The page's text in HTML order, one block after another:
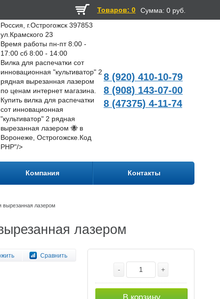
Товаров: 0 Сумма: 0 руб.
Россия, г.Острогожск 397853
ул.Крамского 23
Время работы пн-пт 8:00 -
17:00 сб 8:00 - 14:00
Вилка для распечатки сот
инновационная "культиватор" 2
рядная вырезанная лазером
по ценам интернет магазина.
Купить вилка для распечатки
сот инновационная
"культиватор" 2 рядная
вырезанная лазером 🐝 в
Воронеже, Острогожске. Код
PHP"/>
8 (920) 410-10-79
8 (908) 143-07-00
8 (47375) 4-11-74
Компания Контакты
вырезанная лазером
лазером
Сравнить
- +